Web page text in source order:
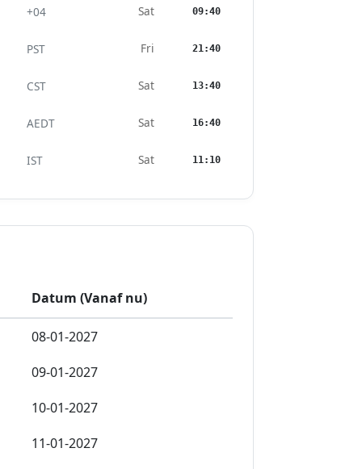
+04 Sat 09:40
PST Fri 21:40
CST Sat 13:40
AEDT Sat 16:40
IST Sat 11:10
Datum (Vanaf nu)
08-01-2027
09-01-2027
10-01-2027
11-01-2027